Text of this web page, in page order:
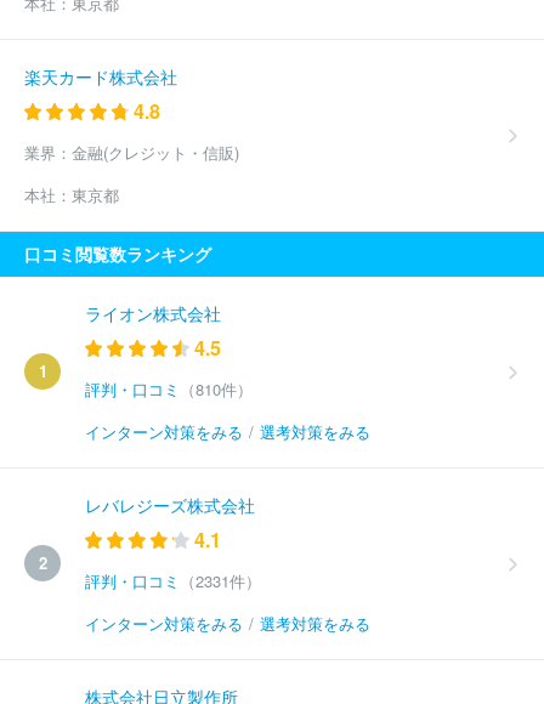
楽天カード株式会社
4.8
業界： 金融(クレジット・信販)
本社： 東京都
口コミ閲覧数ランキング
1
ライオン株式会社
4.5
評判・口コミ
（810件）
インターン対策をみる / 選考対策をみる
2
レバレジーズ株式会社
4.1
評判・口コミ
（2331件）
インターン対策をみる / 選考対策をみる
株式会社日立製作所